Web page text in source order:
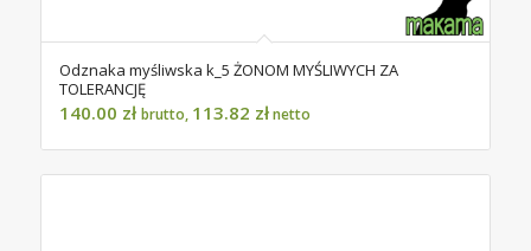
Odznaka myśliwska k_5 ŻONOM MYŚLIWYCH ZA
TOLERANCJĘ
140.00 zł brutto, 113.82 złnetto